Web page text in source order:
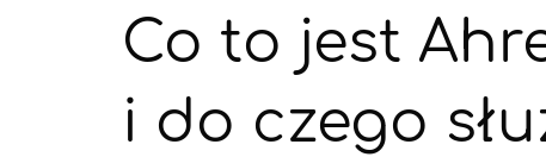
Co to jest
i do czego